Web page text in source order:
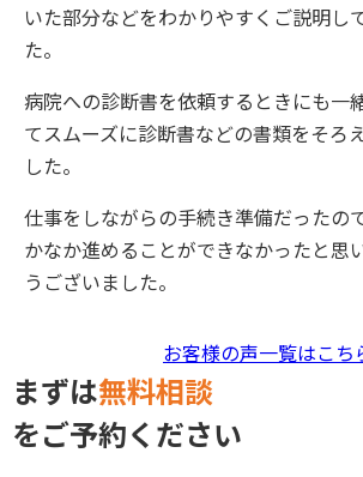
いた部分などをわかりやすくご説明し
た。
病院への診断書を依頼するときにも一
てスムーズに診断書などの書類をそろ
した。
仕事をしながらの手続き準備だったの
かなか進めることができなかったと思
うございました。
お客様の声一覧はこち
まずは無料相談
をご予約ください